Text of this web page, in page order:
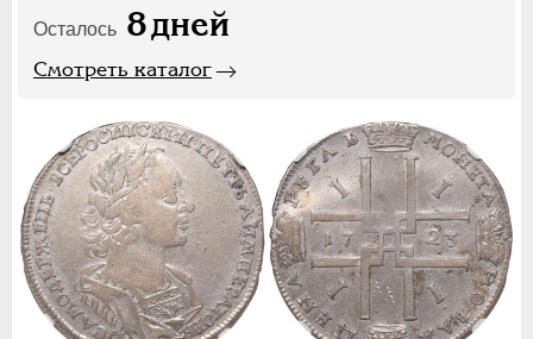
Осталось 8дней
Смотреть каталог